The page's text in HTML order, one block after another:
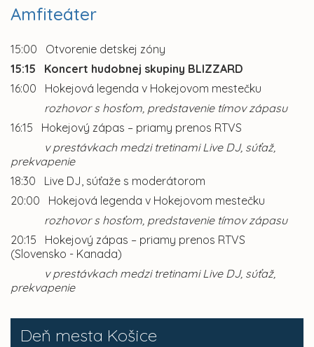
Deň mesta Košice
Amfiteáter
15:00 Otvorenie detskej zóny
15:15 Koncert hudobnej skupiny BLIZZARD
16:00 Hokejová legenda v Hokejovom mestečku
rozhovor s hosťom, predstavenie tímov zápasu
16:15 Hokejový zápas – priamy prenos RTVS
v prestávkach medzi tretinami Live DJ, súťaž,
prekvapenie
18:30 Live DJ, súťaže s moderátorom
20:00 Hokejová legenda v Hokejovom mestečku
rozhovor s hosťom, predstavenie tímov zápasu
20:15 Hokejový zápas – priamy prenos RTVS
(Slovensko - Kanada)
v prestávkach medzi tretinami Live DJ, súťaž,
prekvapenie